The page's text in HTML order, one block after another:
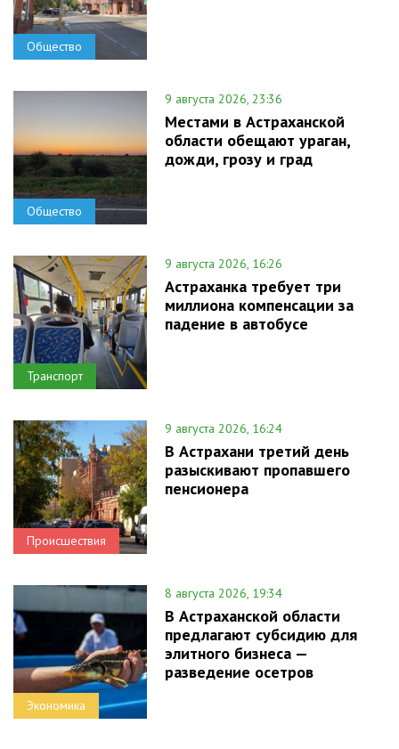
Общество
Общество
9 августа 2026, 23:36
Местами в Астраханской
области обещают ураган,
дожди, грозу и град
Транспорт
9 августа 2026, 16:26
Астраханка требует три
миллиона компенсации за
падение в автобусе
Происшествия
9 августа 2026, 16:24
В Астрахани третий день
разыскивают пропавшего
пенсионера
Экономика
8 августа 2026, 19:34
В Астраханской области
предлагают субсидию для
элитного бизнеса —
разведение осетров